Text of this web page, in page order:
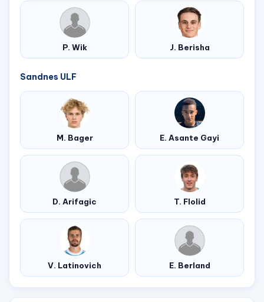
P. Wik J. Berisha
Sandnes ULF
M. Bager E. Asante Gayi
D. Arifagic T. Flolid
V. Latinovich E. Berland